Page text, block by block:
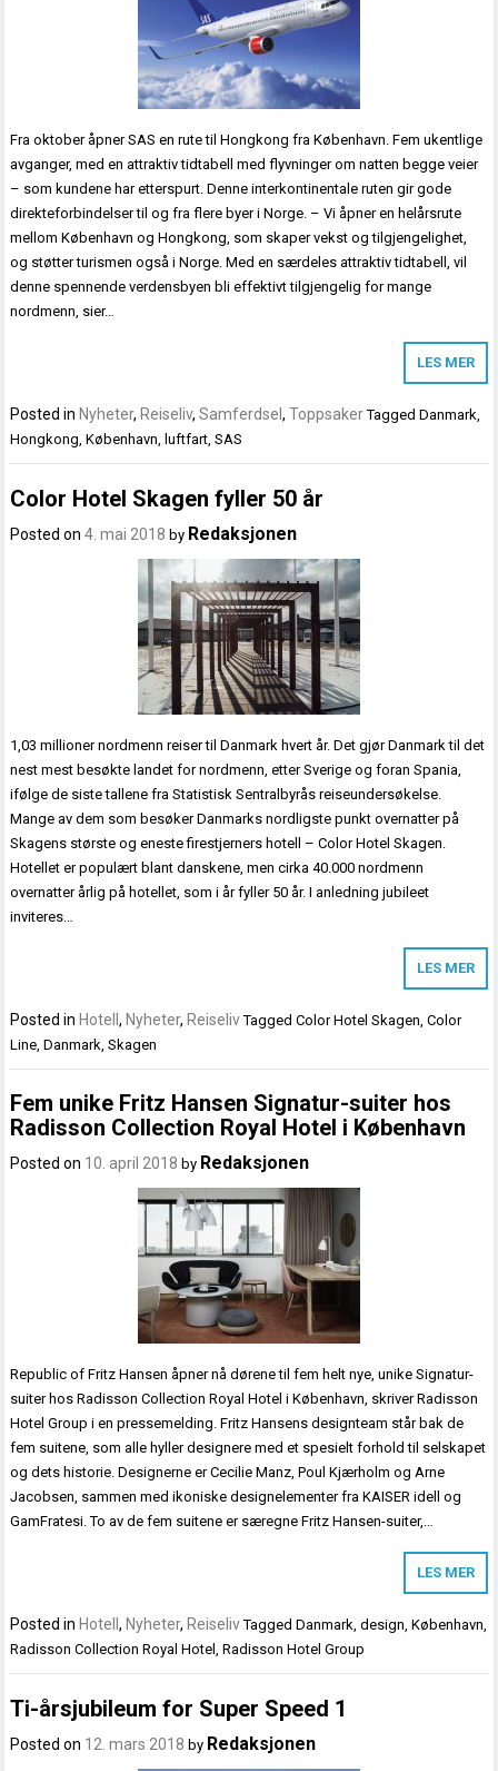
Fra oktober åpner SAS en rute til Hongkong fra København. Fem ukentlige
avganger, med en attraktiv tidtabell med flyvninger om natten begge veier
– som kundene har etterspurt. Denne interkontinentale ruten gir gode
direkteforbindelser til og fra flere byer i Norge. – Vi åpner en helårsrute
mellom København og Hongkong, som skaper vekst og tilgjengelighet,
og støtter turismen også i Norge. Med en særdeles attraktiv tidtabell, vil
denne spennende verdensbyen bli effektivt tilgjengelig for mange
nordmenn, sier…
LES MER
Posted in Nyheter, Reiseliv,Samferdsel,Toppsaker TaggedDanmark,
Hongkong,København, luftfart,SAS
Color Hotel Skagen fyller 50 år
Posted on4. mai 2018 by Redaksjonen
1,03 millioner nordmenn reiser til Danmark hvert år. Det gjør Danmark til det
nest mest besøkte landet for nordmenn, etter Sverige og foran Spania,
ifølge de siste tallene fra Statistisk Sentralbyrås reiseundersøkelse.
Mange av dem som besøker Danmarks nordligste punkt overnatter på
Skagens største og eneste firestjerners hotell – Color Hotel Skagen.
Hotellet er populært blant danskene, men cirka 40.000 nordmenn
overnatter årlig på hotellet, som i år fyller 50 år. I anledning jubileet
inviteres…
LES MER
Posted in Hotell, Nyheter, Reiseliv TaggedColor Hotel Skagen ,Color
Line ,Danmark ,Skagen
Fem unike Fritz Hansen Signatur-suiter hos
Radisson Collection Royal Hotel i København
Posted on 10. april 2018 by Redaksjonen
Republic of Fritz Hansen åpner nå dørene til fem helt nye, unike Signatur-
suiter hos Radisson Collection Royal Hotel i København, skriver Radisson
Hotel Group i en pressemelding. Fritz Hansens designteam står bak de
fem suitene, som alle hyller designere med et spesielt forhold til selskapet
og dets historie. Designerne er Cecilie Manz, Poul Kjærholm og Arne
Jacobsen, sammen med ikoniske designelementer fra KAISER idell og
GamFratesi. To av de fem suitene er særegne Fritz Hansen-suiter,…
LES MER
Posted in Hotell, Nyheter, Reiseliv TaggedDanmark,design,København,
Radisson Collection Royal Hotel,Radisson Hotel Group
Ti-årsjubileum for Super Speed 1
Posted on 12. mars 2018 by Redaksjonen